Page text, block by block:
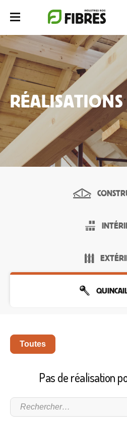
Navbar opener
RÉALISATIONS
Toutes
Pas de réalisation
Panneau de gestion des cookies